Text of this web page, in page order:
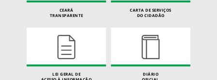
CEARÁ
TRANSPARENTE
CARTA DE SERVIÇOS
DO CIDADÃO
LEI GERAL DE
DIÁRIO